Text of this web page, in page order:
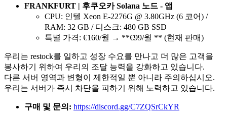
FRANKFURT | 후쿠오카 Solana 노드 - 앱
CPU: 인텔 Xeon E-2276G @ 3.80GHz (6 코어) /
RAM: 32 GB / 디스크: 480 GB SSD
특별 가격: €160/월 → **€99/월 ** (현재 판매)
우리는 restock를 일하고 성장 수요를 만나고 더 많은 고객을
봉사하기 위하여 우리의 조달 능력을 강화하고 있습니다.
다른 서버 영역과 변형이 제한적일 뿐 아니라 주의하십시오.
우리는 서버가 즉시 차단을 피하기 위해 노력하고 있습니다.
구매 및 문의: https://discord.gg/C7ZQSrCkYR